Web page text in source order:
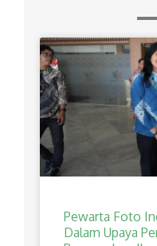
Pewarta Foto
Dalam Upaya